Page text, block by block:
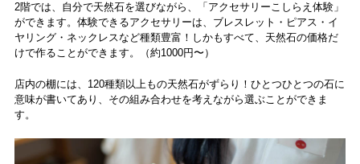
2階では、自分で天然石を選びながら、「アクセサリーこしらえ体験」
ができます。体験できるアクセサリーは、ブレスレット・ピアス・イ
ヤリング・ネックレスなど種類豊富！しかもすべて、天然石の価格だ
けで作ることができます。（約1000円〜）
店内の棚には、120種類以上もの天然石がずらり！ひとつひとつの石に
意味が書いてあり、その組み合わせを考えながら選ぶことができま
す。